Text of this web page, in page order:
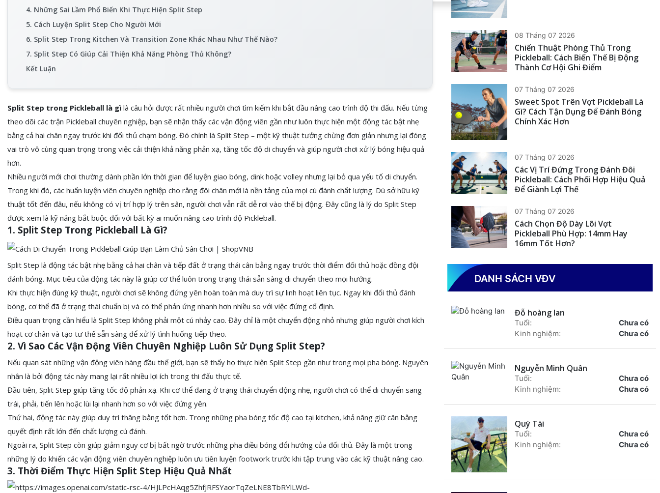
4. Những Sai Lầm Phổ Biến Khi Thực Hiện Split Step
5. Cách Luyện Split Step Cho Người Mới
6. Split Step Trong Kitchen Và Transition Zone Khác Nhau Như Thế Nào?
7. Split Step Có Giúp Cải Thiện Khả Năng Phòng Thủ Không?
Kết Luận
Split Step trong Pickleball là gì là câu hỏi được rất nhiều người chơi tìm kiếm khi bắt đầu nâng cao trình độ thi đấu. Nếu từng
theo dõi các trận Pickleball chuyên nghiệp, bạn sẽ nhận thấy các vận động viên gần như luôn thực hiện một động tác bật nhẹ
bằng cả hai chân ngay trước khi đối thủ chạm bóng. Đó chính là Split Step – một kỹ thuật tưởng chừng đơn giản nhưng lại đóng
vai trò vô cùng quan trọng trong việc cải thiện khả năng phản xạ, tăng tốc độ di chuyển và giúp người chơi xử lý bóng hiệu quả
hơn.
Nhiều người mới chơi thường dành phần lớn thời gian để luyện giao bóng, dink hoặc volley nhưng lại bỏ qua yếu tố di chuyển.
Trong khi đó, các huấn luyện viên chuyên nghiệp cho rằng đôi chân mới là nền tảng của mọi cú đánh chất lượng. Dù sở hữu kỹ
thuật tốt đến đâu, nếu không có vị trí hợp lý trên sân, người chơi vẫn rất dễ rơi vào thế bị động. Đây cũng là lý do Split Step
được xem là kỹ năng bắt buộc đối với bất kỳ ai muốn nâng cao trình độ Pickleball.
1. Split Step Trong Pickleball Là Gì?
Split Step là động tác bật nhẹ bằng cả hai chân và tiếp đất ở trạng thái cân bằng ngay trước thời điểm đối thủ hoặc đồng đội
đánh bóng. Mục tiêu của động tác này là giúp cơ thể luôn trong trạng thái sẵn sàng di chuyển theo mọi hướng.
Khi thực hiện đúng kỹ thuật, người chơi sẽ không đứng yên hoàn toàn mà duy trì sự linh hoạt liên tục. Ngay khi đối thủ đánh
bóng, cơ thể đã ở trạng thái chuẩn bị và có thể phản ứng nhanh hơn nhiều so với việc đứng cố định.
Điều quan trọng cần hiểu là Split Step không phải một cú nhảy cao. Đây chỉ là một chuyển động nhỏ nhưng giúp người chơi kích
hoạt cơ chân và tạo tư thế sẵn sàng để xử lý tình huống tiếp theo.
2. Vì Sao Các Vận Động Viên Chuyên Nghiệp Luôn Sử Dụng Split Step?
Nếu quan sát những vận động viên hàng đầu thế giới, bạn sẽ thấy họ thực hiện Split Step gần như trong mọi pha bóng. Nguyên
nhân là bởi động tác này mang lại rất nhiều lợi ích trong thi đấu thực tế.
Đầu tiên, Split Step giúp tăng tốc độ phản xạ. Khi cơ thể đang ở trạng thái chuyển động nhẹ, người chơi có thể di chuyển sang
trái, phải, tiến lên hoặc lùi lại nhanh hơn so với việc đứng yên.
Thứ hai, động tác này giúp duy trì thăng bằng tốt hơn. Trong những pha bóng tốc độ cao tại kitchen, khả năng giữ cân bằng
quyết định rất lớn đến chất lượng cú đánh.
Ngoài ra, Split Step còn giúp giảm nguy cơ bị bất ngờ trước những pha điều bóng đổi hướng của đối thủ. Đây là một trong
những lý do khiến các vận động viên chuyên nghiệp luôn ưu tiên luyện footwork trước khi tập trung vào các kỹ thuật nâng cao.
3. Thời Điểm Thực Hiện Split Step Hiệu Quả Nhất
08 Tháng 07 2026
Chiến Thuật Phòng Thủ Trong
Pickleball: Cách Biến Thế Bị Động
Thành Cơ Hội Ghi Điểm
07 Tháng 07 2026
Sweet Spot Trên Vợt Pickleball Là
Gì? Cách Tận Dụng Để Đánh Bóng
Chính Xác Hơn
07 Tháng 07 2026
Các Vị Trí Đứng Trong Đánh Đôi
Pickleball: Cách Phối Hợp Hiệu Quả
Để Giành Lợi Thế
07 Tháng 07 2026
Cách Chọn Độ Dày Lõi Vợt
Pickleball Phù Hợp: 14mm Hay
16mm Tốt Hơn?
DANH SÁCH VĐV
Đỗ hoàng lan
Tuổi:
Chưa có
Kinh nghiệm:
Chưa có
Nguyễn Minh Quân
Tuổi:
Chưa có
Kinh nghiệm:
Chưa có
Quý Tài
Tuổi:
Chưa có
Kinh nghiệm:
Chưa có